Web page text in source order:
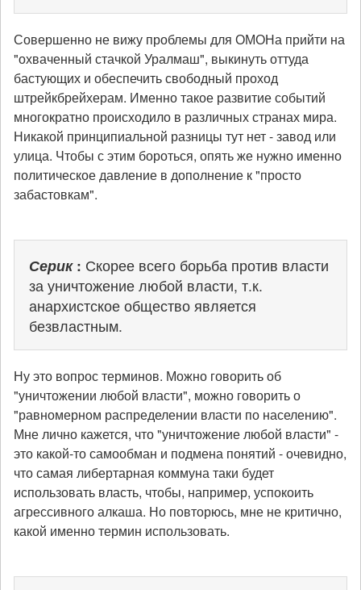
Совершенно не вижу проблемы для ОМОНа прийти на
"охваченный стачкой Уралмаш", выкинуть оттуда
бастующих и обеспечить свободный проход
штрейкбрейхерам. Именно такое развитие событий
многократно происходило в различных странах мира.
Никакой принципиальной разницы тут нет - завод или
улица. Чтобы с этим бороться, опять же нужно именно
политическое давление в дополнение к "просто
забастовкам".
Серик: Скорее всего борьба против власти
за уничтожение любой власти, т.к.
анархистское общество является
безвластным.
Ну это вопрос терминов. Можно говорить об
"уничтожении любой власти", можно говорить о
"равномерном распределении власти по населению".
Мне лично кажется, что "уничтожение любой власти" -
это какой-то самообман и подмена понятий - очевидно,
что самая либертарная коммуна таки будет
использовать власть, чтобы, например, успокоить
агрессивного алкаша. Но повторюсь, мне не критично,
какой именно термин использовать.